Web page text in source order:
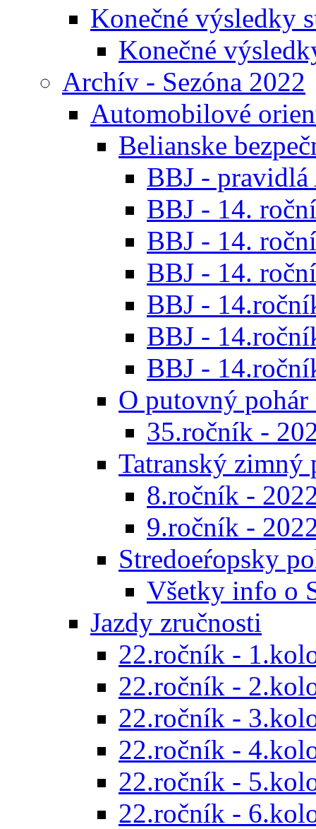
Konečné výsledky
Konečné
Archív - Sezóna 2022
Automobilové
Belianske
BBJ - pravidlá
BBJ - 14.
BBJ - 14.
BBJ - 14.
BBJ -
BBJ -
BBJ -
O putovný
35.ročník -
Tatranský zimný
8.ročník -
9.ročník -
Stredoeŕopsky
Všetky info o
Jazdy zručnosti
22.ročník -
22.ročník -
22.ročník -
22.ročník -
22.ročník -
22.ročník -